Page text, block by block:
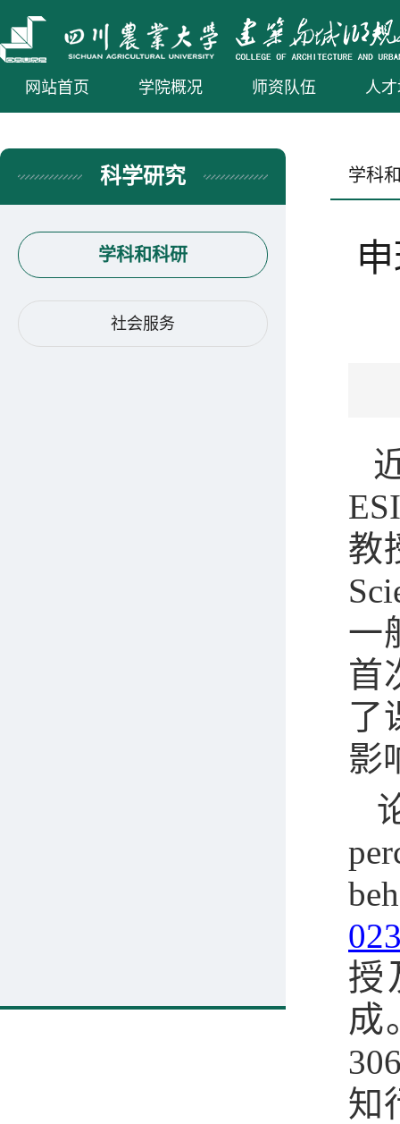
网站首页 学院概况 师资队伍 人
科学研究
学科和科研
社会服务
学科
教
一
首
了
影
授
成
知